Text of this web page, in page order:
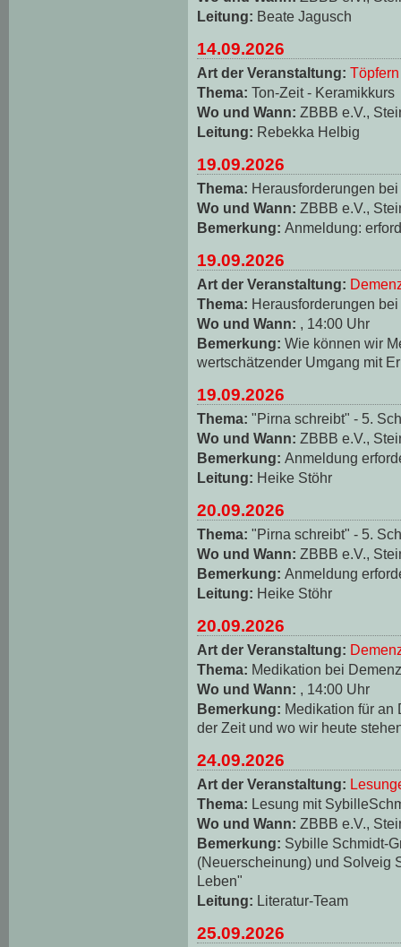
Leitung: Beate Jagusch
14.09.2026
Art der Veranstaltung: Töpfern
Thema: Ton-Zeit - Keramikkurs
Wo und Wann: ZBBB e.V.,
Leitung: Rebekka Helbig
19.09.2026
Thema: Herausforderungen
Wo und Wann: ZBBB e.V.,
Bemerkung: Anmeldung:
19.09.2026
Art der Veranstaltung:
Thema: Herausforderungen
Wo und Wann:
, 14:00 Uhr
Bemerkung: Wie können wir
wertschätzender Umgang mit
19.09.2026
Thema: "Pirna schreibt" - 5.
Wo und Wann: ZBBB e.V.,
Bemerkung: Anmeldung
Leitung: Heike Stöhr
20.09.2026
Thema: "Pirna schreibt" - 5.
Wo und Wann: ZBBB e.V.,
Bemerkung: Anmeldung
Leitung: Heike Stöhr
20.09.2026
Art der Veranstaltung:
Thema: Medikation bei Demenz
Wo und Wann:
, 14:00 Uhr
Bemerkung: Medikation für an
der Zeit und wo wir heute
24.09.2026
Art der Veranstaltung:
Thema: Lesung mit
Wo und Wann: ZBBB e.V.,
Bemerkung: Sybille Schmidt-
(Neuerscheinung) und Solveig
Leben"
Leitung: Literatur-Team
25.09.2026